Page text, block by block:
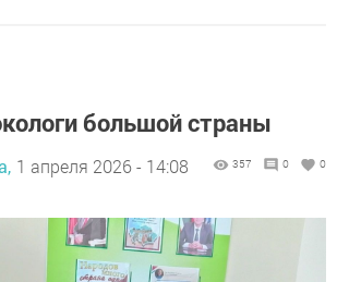
большой страны
1 апреля 2026 - 14:08 357 0 0